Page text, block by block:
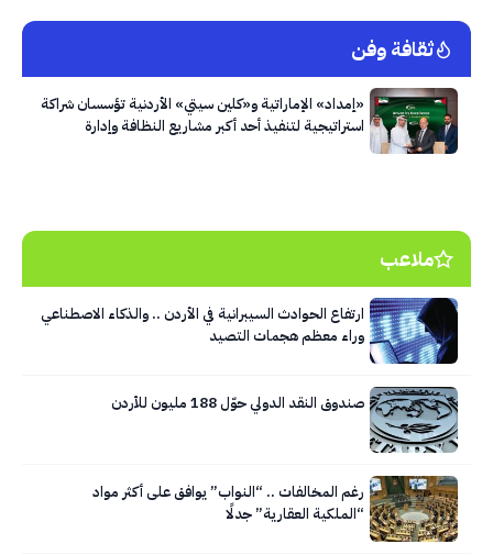
ثقافة وفن
«إمداد» الإماراتية و«كلين سيتي» الأردنية تؤسسان شراكة
استراتيجية لتنفيذ أحد أكبر مشاريع النظافة وإدارة
ملاعب
ارتفاع الحوادث السيبرانية في الأردن .. والذكاء الاصطناعي
وراء معظم هجمات التصيد
صندوق النقد الدولي حوّل 188 مليون للأردن
رغم المخالفات .. “النواب” يوافق على أكثر مواد
“الملكية العقارية” جدلًا